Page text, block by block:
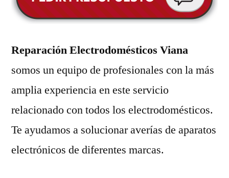
Reparación Electrodomésticos Viana
somos un equipo de profesionales con la más
amplia experiencia en este servicio
relacionado con todos los electrodomésticos.
Te ayudamos a solucionar averías de aparatos
electrónicos de diferentes marcas.